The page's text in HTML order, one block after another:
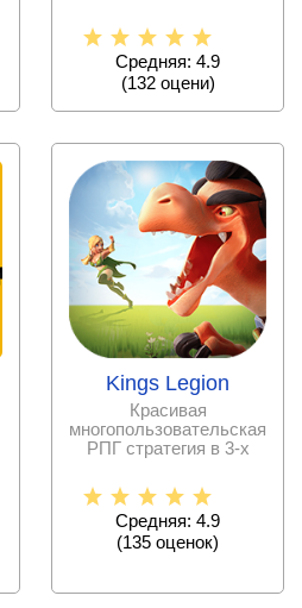
задача –
Средняя: 4.9
(132оцени)
Kings Legion
Красивая
многопользовательская
РПГ стратегия в 3-х
средневековым
Средняя: 4.9
(135 оценок)